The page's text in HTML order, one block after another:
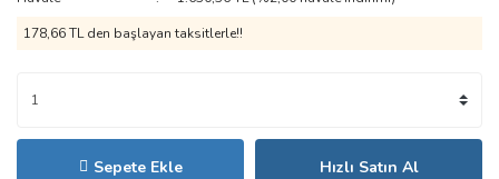
178,66 TL den başlayan taksitlerle!!
Sepete Ekle Hızlı Satın Al